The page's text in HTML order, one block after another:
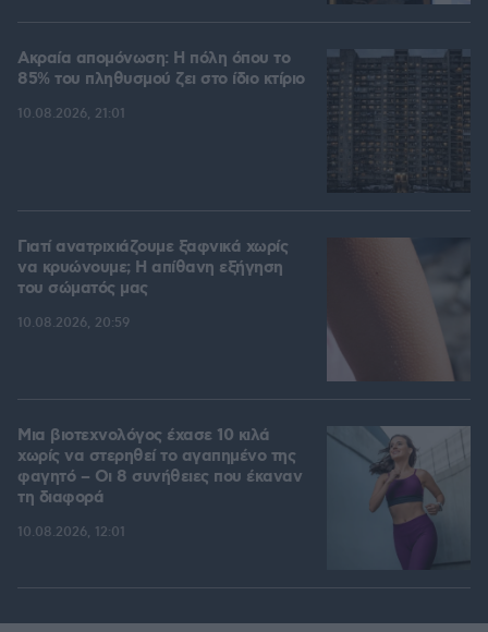
Ακραία απομόνωση: Η πόλη όπου το
85% του πληθυσμού ζει στο ίδιο κτίριο
10.08.2026, 21:01
Γιατί ανατριχιάζουμε ξαφνικά χωρίς
να κρυώνουμε; Η απίθανη εξήγηση
του σώματός μας
10.08.2026, 20:59
Μια βιοτεχνολόγος έχασε 10 κιλά
χωρίς να στερηθεί το αγαπημένο της
φαγητό – Οι 8 συνήθειες που έκαναν
τη διαφορά
10.08.2026, 12:01